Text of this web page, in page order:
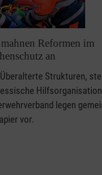
Reformen im
an
Überalterte Strukturen,
legen
vor.